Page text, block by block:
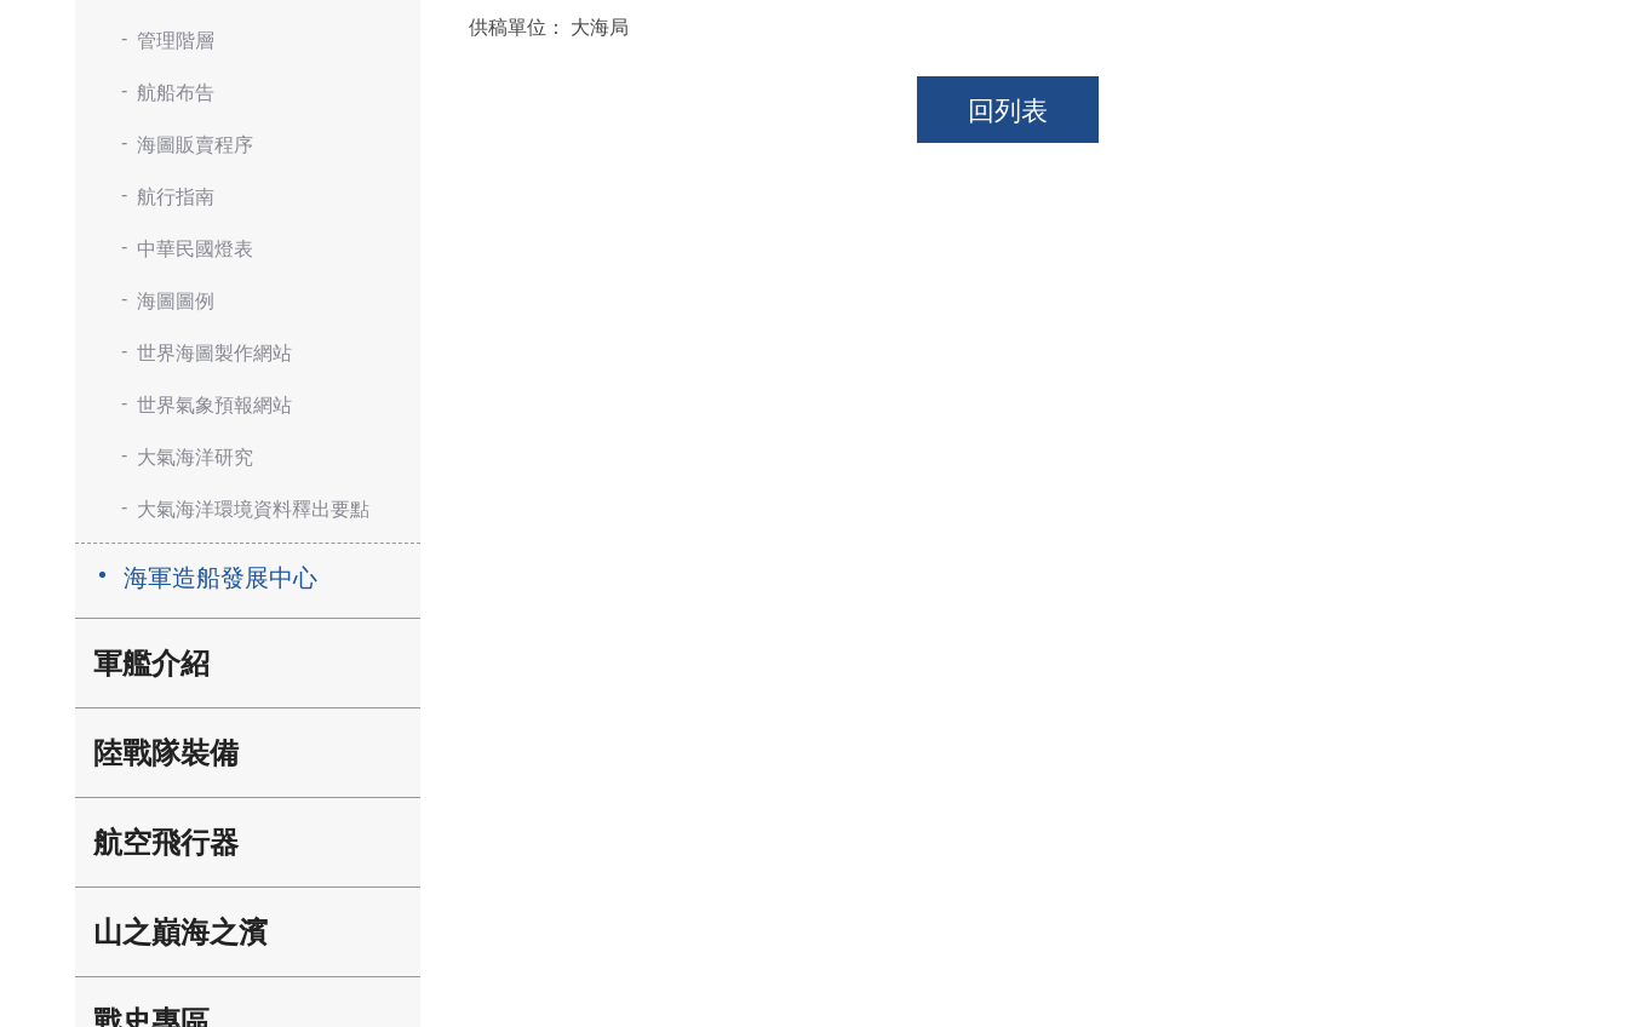
管理階層
航船布告
海圖販賣程序
航行指南
中華民國燈表
海圖圖例
世界海圖製作網站
世界氣象預報網站
大氣海洋研究
大氣海洋環境資料釋出要點
海軍造船發展中心
軍艦介紹
陸戰隊裝備
航空飛行器
山之巔海之濱
供稿單位： 大海局
回列表